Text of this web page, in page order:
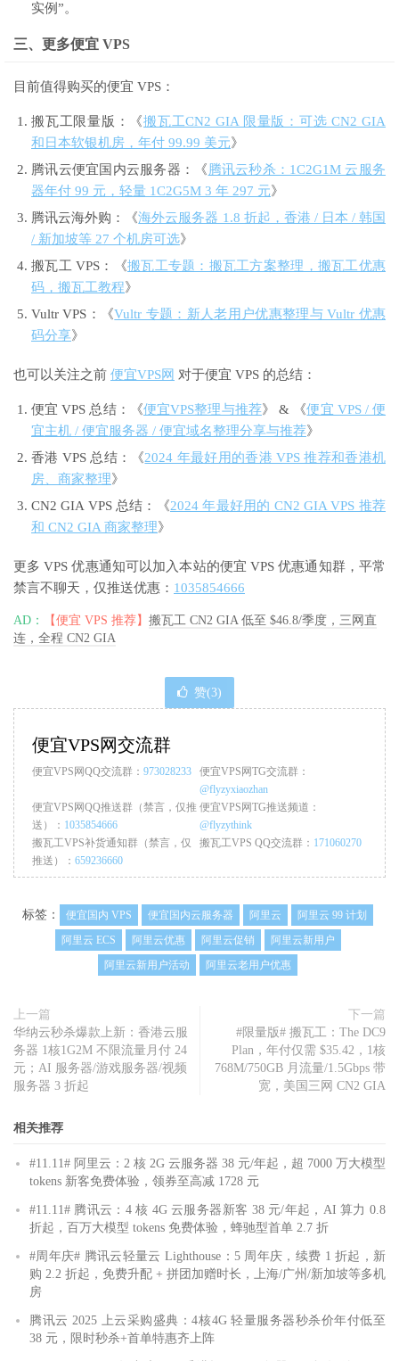
实例”。
三、更多便宜 VPS
目前值得购买的便宜 VPS：
搬瓦工限量版：《搬瓦工CN2 GIA 限量版：可选 CN2 GIA
和日本软银机房，年付 99.99 美元》
腾讯云便宜国内云服务器：《腾讯云秒杀：1C2G1M 云服务
器年付 99 元，轻量 1C2G5M 3 年 297 元》
腾讯云海外购：《海外云服务器 1.8 折起，香港 / 日本 / 韩国
/ 新加坡等 27 个机房可选》
搬瓦工 VPS：《搬瓦工专题：搬瓦工方案整理，搬瓦工优惠
码，搬瓦工教程》
Vultr VPS：《Vultr 专题：新人老用户优惠整理与 Vultr 优惠
码分享》
也可以关注之前 便宜VPS网 对于便宜 VPS 的总结：
便宜 VPS 总结：《便宜VPS整理与推荐》 & 《便宜 VPS / 便
宜主机 / 便宜服务器 / 便宜域名整理分享与推荐》
香港 VPS 总结：《2024 年最好用的香港 VPS 推荐和香港机
房、商家整理》
CN2 GIA VPS 总结：《2024 年最好用的 CN2 GIA VPS 推荐
和 CN2 GIA 商家整理》
更多 VPS 优惠通知可以加入本站的便宜 VPS 优惠通知群，平常
禁言不聊天，仅推送优惠： 1035854666
AD： 【便宜 VPS 推荐】 搬瓦工 CN2 GIA 低至 $46.8/季度，三网直
连，全程 CN2 GIA
赞(3)
便宜VPS网交流群
便宜VPS网QQ交流群： 973028233
便宜VPS网TG交流群：
@flyzyxiaozhan
便宜VPS网QQ推送群（禁言，仅推
送）： 1035854666
便宜VPS网TG推送频道：
@flyzythink
搬瓦工VPS补货通知群（禁言，仅
推送）： 659236660
搬瓦工VPS QQ交流群： 171060270
标签： 便宜国内 VPS 便宜国内云服务器 阿里云
阿里云 99 计划
阿里云 ECS
阿里云优惠 阿里云促销
阿里云新用户
阿里云新用户活动
阿里云老用户优惠
上一篇
华纳云秒杀爆款上新：香港云服
务器 1核1G2M 不限流量月付 24
元；AI 服务器/游戏服务器/视频
服务器 3 折起
下一篇
#限量版# 搬瓦工：The DC9
Plan，年付仅需 $35.42，1核
768M/750GB 月流量/1.5Gbps 带
宽，美国三网 CN2 GIA
相关推荐
#11.11# 阿里云：2 核 2G 云服务器 38 元/年起，超 7000 万大模型
tokens 新客免费体验，领券至高减 1728 元
#11.11# 腾讯云：4 核 4G 云服务器新客 38 元/年起，AI 算力 0.8
折起，百万大模型 tokens 免费体验，蜂驰型首单 2.7 折
#周年庆# 腾讯云轻量云 Lighthouse：5 周年庆，续费 1 折起，新
购 2.2 折起，免费升配 + 拼团加赠时长，上海/广州/新加坡等多机
房
腾讯云 2025 上云采购盛典：4核4G 轻量服务器秒杀价年付低至
38 元，限时秒杀+首单特惠齐上阵